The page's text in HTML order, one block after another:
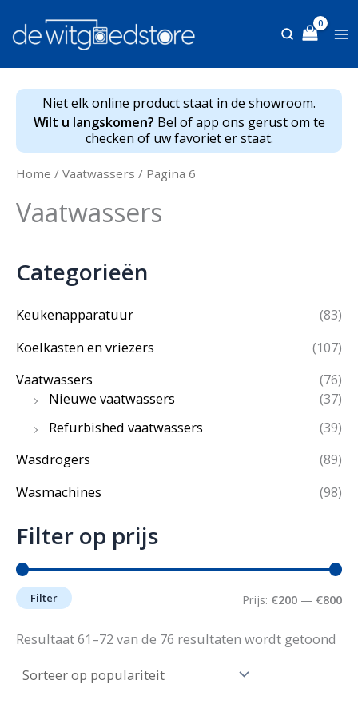
naar
de
inhoud
Niet elk online product staat in de showroom.
Wilt u langskomen? Bel of app ons gerust om te
checken of uw favoriet er staat.
Home / Vaatwassers / Pagina 6
Vaatwassers
Categorieën
Keukenapparatuur
(83)
Koelkasten en vriezers
(107)
Vaatwassers
(76)
Nieuwe vaatwassers
(37)
Refurbished vaatwassers
(39)
Wasdrogers
(89)
Wasmachines
(98)
Filter op prijs
MM
Filter Prijs: €200 — €800
Resultaat 61–72 van de 76 resultaten wordt getoond